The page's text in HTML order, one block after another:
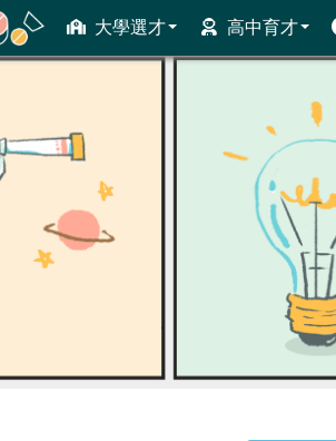
大學選才 高中育才
高中育才輔助系統